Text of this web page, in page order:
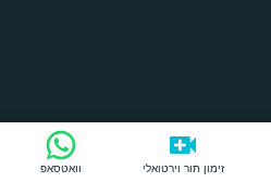
זימון תור וירטואלי וואטסאפ